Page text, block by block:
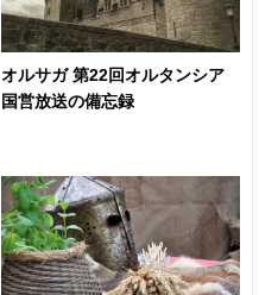
オルサガ 第22回オルタンシア
国営放送の備忘録